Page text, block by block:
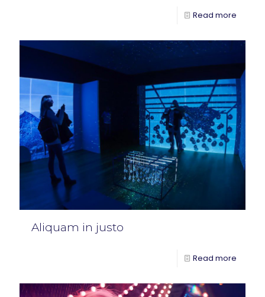
Read more
Aliquam in justo
Read more